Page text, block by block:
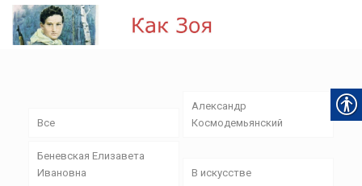
Все
Александр
Космодемьянский
Беневская Елизавета
Ивановна
В искусстве